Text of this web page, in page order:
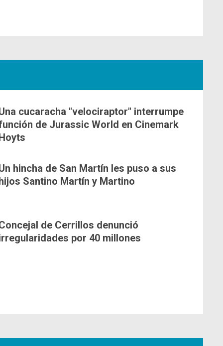
cucaracha "velociraptor" interrumpe
de Jurassic World en Cinemark
hincha de San Martín les puso a sus
Santino Martín y Martino
de Cerrillos denunció
por 40 millones